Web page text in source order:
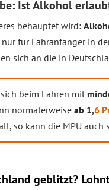
Ist Alkohol
behauptet wird:
für Fahranfänger in
sich an die in
beim Fahren mit
normalerweise ab 1,6
so kann die MPU auch
geblitzt?